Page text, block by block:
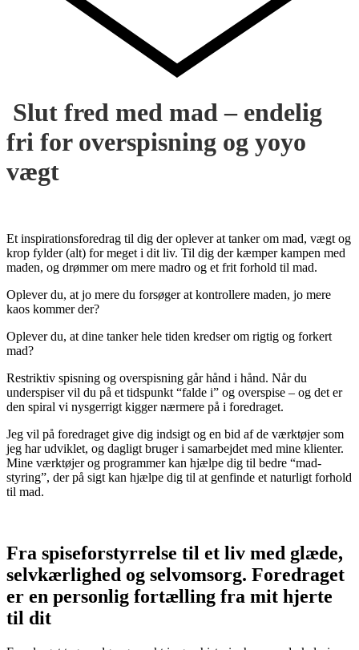
Slut fred med mad – endelig
fri for overspisning og yoyo
vægt
Et inspirationsforedrag til dig der oplever at tanker om mad, vægt og
krop fylder (alt) for meget i dit liv. Til dig der kæmper kampen med
maden, og drømmer om mere madro og et frit forhold til mad.
Oplever du, at jo mere du forsøger at kontrollere maden, jo mere
kaos kommer der?
Oplever du, at dine tanker hele tiden kredser om rigtig og forkert
mad?
Restriktiv spisning og overspisning går hånd i hånd. Når du
underspiser vil du på et tidspunkt “falde i” og overspise – og det er
den spiral vi nysgerrigt kigger nærmere på i foredraget.
Jeg vil på foredraget give dig indsigt og en bid af de værktøjer som
jeg har udviklet, og dagligt bruger i samarbejdet med mine klienter.
Mine værktøjer og programmer kan hjælpe dig til bedre “mad-
styring”, der på sigt kan hjælpe dig til at genfinde et naturligt forhold
til mad.
Fra spiseforstyrrelse til et liv med glæde,
selvkærlighed og selvomsorg. Foredraget
er en personlig fortælling fra mit hjerte
til dit